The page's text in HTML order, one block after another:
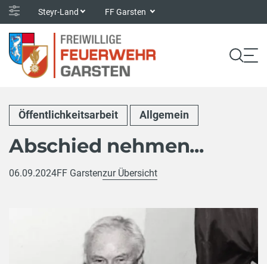
Steyr-Land FF Garsten
Öffentlichkeitsarbeit Allgemein
Abschied nehmen...
06.09.2024FF Garstenzur Übersicht